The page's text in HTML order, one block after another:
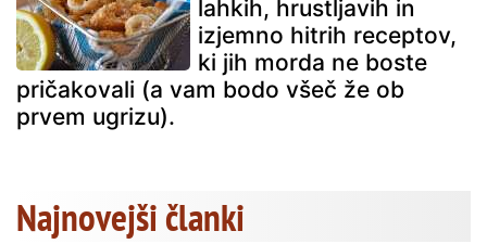
lahkih, hrustljavih in
izjemno hitrih receptov,
ki jih morda ne boste
pričakovali (a vam bodo všeč že ob
prvem ugrizu).
Najnovejši članki